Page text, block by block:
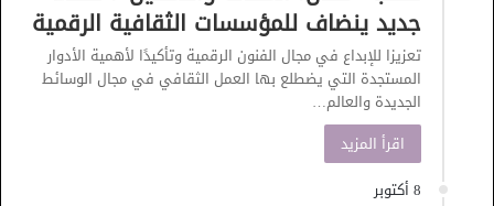
جديد ينضاف للمؤسسات الثقافية الرقمية
تعزيزا للإبداع في مجال الفنون الرقمية وتأكيدًا لأهمية الأدوار
المستجدة التي يضطلع بها العمل الثقافي في مجال الوسائط
الجديدة والعالم…
اقرأ المزيد
8 أكتوبر